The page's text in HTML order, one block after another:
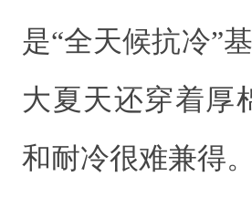
是“全天候抗冷”
大夏天还穿着厚
和耐冷很难兼得。